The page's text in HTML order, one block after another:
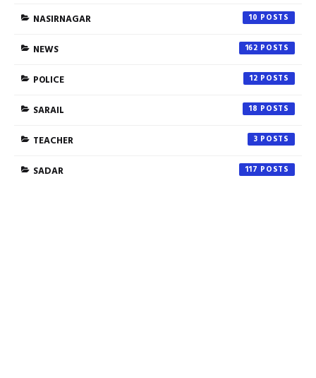
NASIRNAGAR 10
NEWS 162
POLICE 12
SARAIL 18
TEACHER 3
SADAR 117